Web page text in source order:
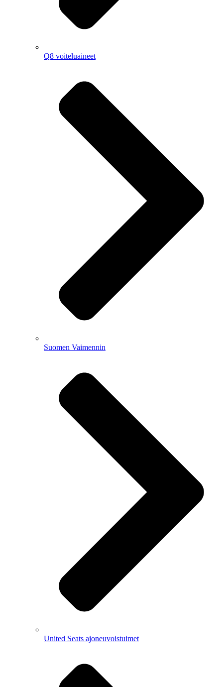
Q8 voiteluaineet
Suomen Vaimennin
United Seats ajoneuvoistuimet